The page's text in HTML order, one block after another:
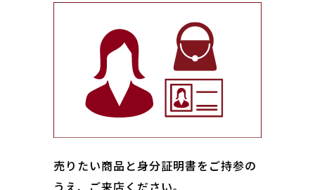
売りたい商品と身分証明書をご持参の
うえ、ご来店ください｡